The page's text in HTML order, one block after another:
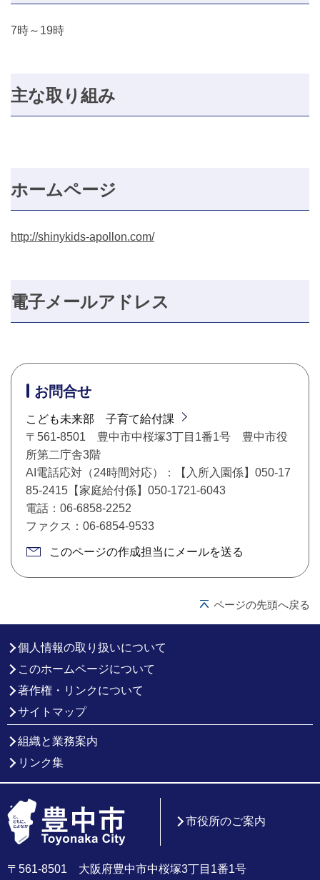
7時～19時
主な取り組み
ホームページ
http://shinykids-apollon.com/
電子メールアドレス
お問合せ
こども未来部 子育て給付課
〒561-8501 豊中市中桜塚3丁目1番1号 豊中市役
所第二庁舎3階
AI電話応対（24時間対応）：【入所入園係】050-17
85-2415【家庭給付係】050-1721-6043
電話：06-6858-2252
ファクス：06-6854-9533
このページの作成担当にメールを送る
ページの先頭へ戻る
個人情報の取り扱いについて
このホームページについて
著作権・リンクについて
サイトマップ
組織と業務案内
リンク集
〒561-8501 大阪府豊中市中桜塚3丁目1番1号
市役所のご案内